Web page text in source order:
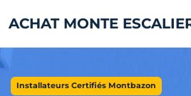
ACHAT MONTE
Installateurs Certifiés Montbazon